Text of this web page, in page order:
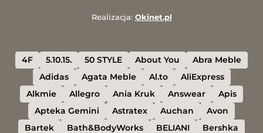
Realizacja: Okinet.pl
4F 5.10.15. 50 STYLE About You
Abra Meble
Adidas
Agata Meble Al.to
AliExpress
Alkmie
Allegro Ania Kruk Answear
Apis
Apteka Gemini
Astratex Auchan
Avon
Bartek
Bath&BodyWorks BELIANI Bershka